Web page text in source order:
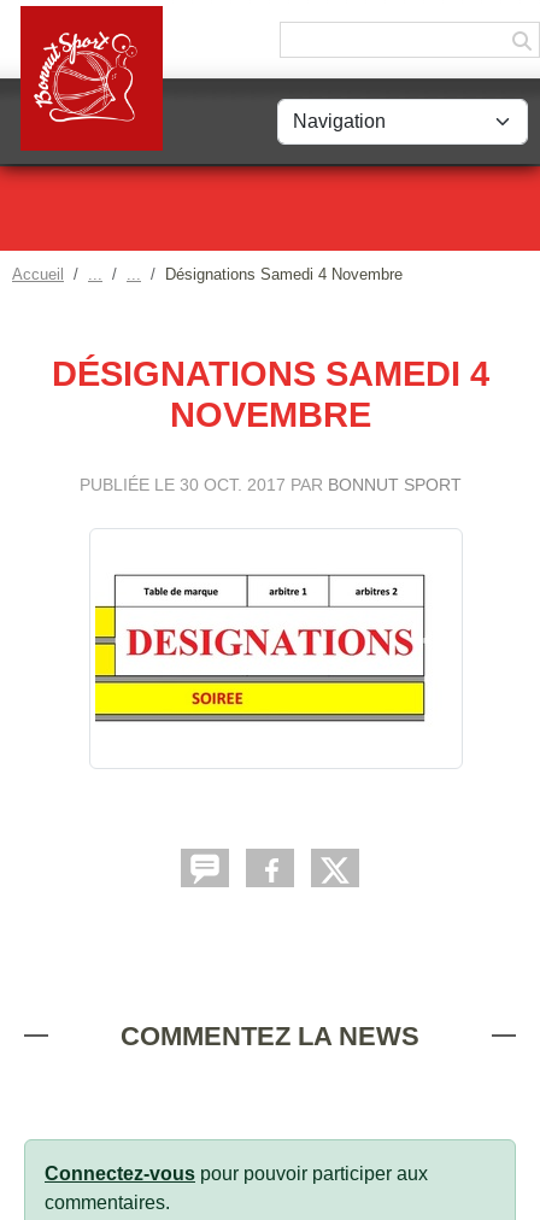
Accueil Désignations Samedi 4 Novembre
DÉSIGNATIONS SAMEDI 4
NOVEMBRE
PUBLIÉE LE 30 OCT. 2017 PAR BONNUT SPORT
COMMENTEZ LA NEWS
Connectez-vous pour pouvoir participer aux
commentaires.